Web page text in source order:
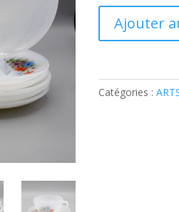
Service
café
Arcopal
Ajouter
Catégories :